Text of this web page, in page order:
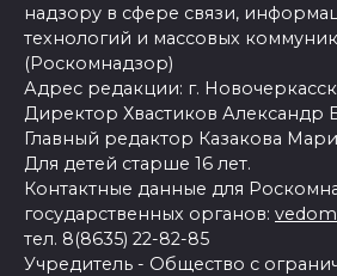
надзору в сфере связи,
технологий и массовых
(Роскомнадзор)
Адрес редакции: г.
Директор Хвастиков Александр
Главный редактор Казакова
Для детей старше 16 лет.
Контактные данные для
государственных органов:
тел. 8(8635) 22-82-85
Учредитель - Общество с